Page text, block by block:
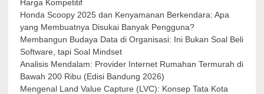
Harga Kompetitif
Honda Scoopy 2025 dan Kenyamanan Berkendara: Apa
yang Membuatnya Disukai Banyak Pengguna?
Membangun Budaya Data di Organisasi: Ini Bukan Soal Beli
Software, tapi Soal Mindset
Analisis Mendalam: Provider Internet Rumahan Termurah di
Bawah 200 Ribu (Edisi Bandung 2026)
Mengenal Land Value Capture (LVC): Konsep Tata Kota